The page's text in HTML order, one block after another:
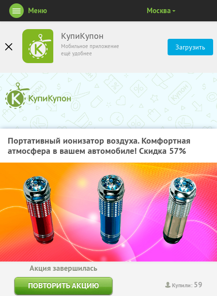
КупиКупон
Мобильное приложение
ещё удобнее
Загрузить
Меню Москва
Портативный ионизатор воздуха. Комфортная
атмосфера в вашем автомобиле! Скидка 57%
Купили: 59
Акция завершилась
ПОВТОРИТЬ АКЦИЮ